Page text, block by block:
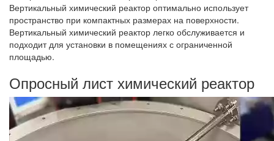
Вертикальный химический реактор оптимально использует
пространство при компактных размерах на поверхности.
Вертикальный химический реактор легко обслуживается и
подходит для установки в помещениях с ограниченной
площадью.
Опросный лист химический реактор